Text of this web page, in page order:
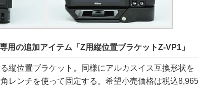
用の追加アイテム「Z用縦位置ブラケットZ-VP1」
縦位置ブラケット。同様にアルカスイス互換形状を
レンチを使って固定する。希望小売価格は税込8,965